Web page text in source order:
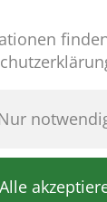
des
der Rad- und
Die
über den
um
Alle